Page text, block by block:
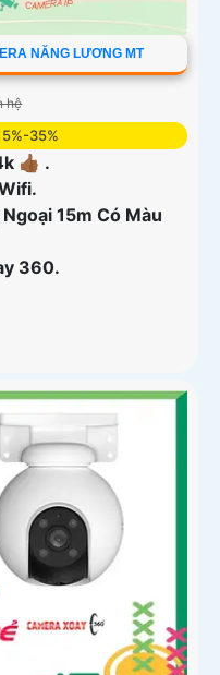
NĂNG LƯƠNG MT
hệ
35%
👍🏾 .
15m Có Màu
360.